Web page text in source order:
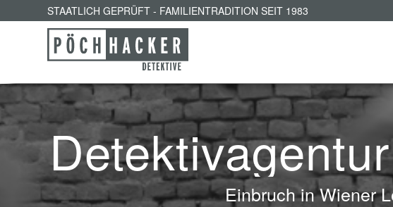
STAATLICH GEPRÜFT - FAMILIENTRADITION SEIT 1983
Einbruch in Wiener